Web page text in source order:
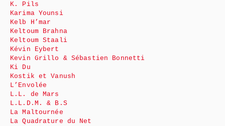
K. Pils
Karima Younsi
Kelb H’mar
Keltoum Brahna
Keltoum Staali
Kévin Eybert
Kevin Grillo & Sébastien Bonnetti
Ki Du
Kostik et Vanush
L’Envolée
L.L. de Mars
L.L.D.M. & B.S
La Maltournée
La Quadrature du Net